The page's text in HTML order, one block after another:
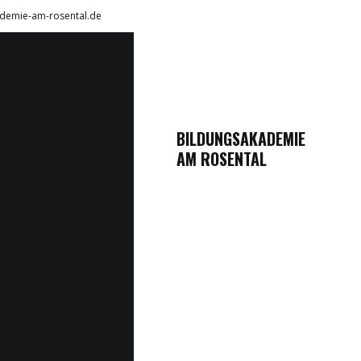
BILDUNGSAKADEMIE
AM ROSENTAL
am-rosental.de